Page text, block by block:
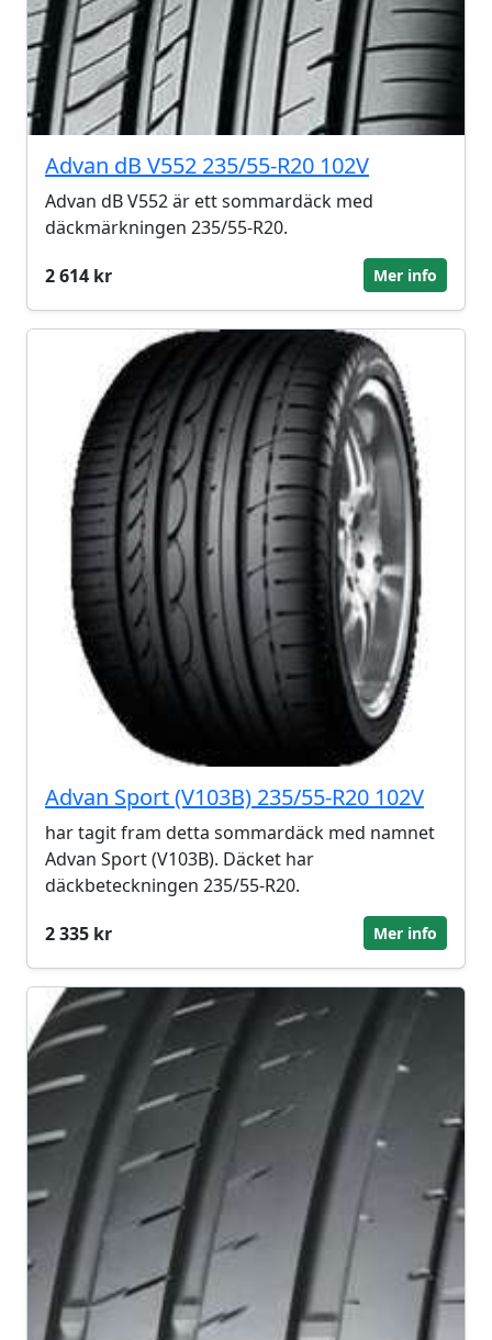
Advan dB V552 235/55-R20 102V
Advan dB V552 är ett sommardäck med
däckmärkningen 235/55-R20.
2 614 kr
Mer info
Advan Sport (V103B) 235/55-R20 102V
har tagit fram detta sommardäck med namnet
Advan Sport (V103B). Däcket har
däckbeteckningen 235/55-R20.
2 335 kr
Mer info